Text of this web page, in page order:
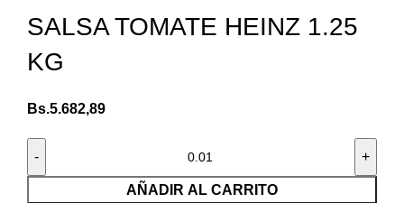
SALSA TOMATE HEINZ 1.25
KG
Bs.5.682,89
AÑADIR AL CARRITO